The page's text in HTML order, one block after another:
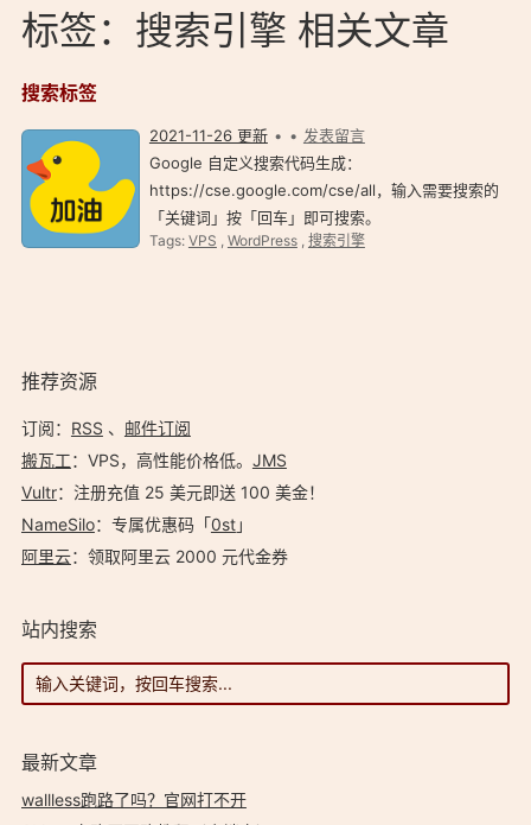
标签：搜索引擎 相关文章
搜索标签
2021-11-26 更新
发表留言
Google 自定义搜索代码生成：
https://cse.google.com/cse/all，输入需要搜索的
「关键词」按「回车」即可搜索。
Tags: VPS , WordPress, 搜索引擎
推荐资源
订阅： RSS 、 邮件订阅
搬瓦工：VPS，高性能价格低。️ JMS
Vultr：注册充值 25 美元即送 100 美金！
NameSilo：专属优惠码「0st」
阿里云：领取阿里云 2000 元代金券
站内搜索
最新文章
wallless跑路了吗？官网打不开